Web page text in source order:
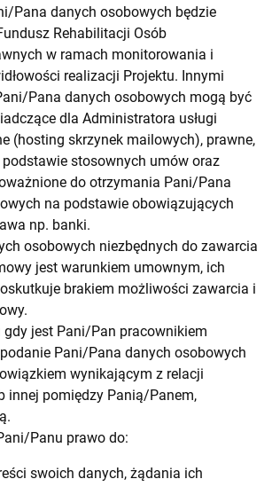
Pana danych osobowych będzie
Rehabilitacji Osób
w ramach monitorowania i
realizacji Projektu. Innymi
Pana danych osobowych mogą być
dla Administratora usługi
(hosting skrzynek mailowych), prawne,
podstawie stosownych umów oraz
do otrzymania Pani/Pana
na podstawie obowiązujących
np. banki.
osobowych niezbędnych do zawarcia
jest warunkiem umownym, ich
brakiem możliwości zawarcia i
gdy jest Pani/Pan pracownikiem
Pani/Pana danych osobowych
wynikającym z relacji
innej pomiędzy Panią/Panem,
Panu prawo do:
swoich danych, żądania ich